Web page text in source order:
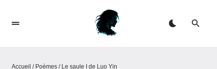
Accueil / Poèmes / Le saule I de Luo Yin